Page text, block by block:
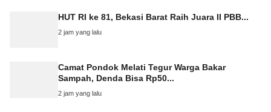
HUT RI ke 81, Bekasi Barat Raih Juara II PBB...
2 jam yang lalu
Camat Pondok Melati Tegur Warga Bakar
Sampah, Denda Bisa Rp50...
2 jam yang lalu